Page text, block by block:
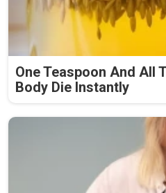
One Teaspoon And All
Body Die Instantly